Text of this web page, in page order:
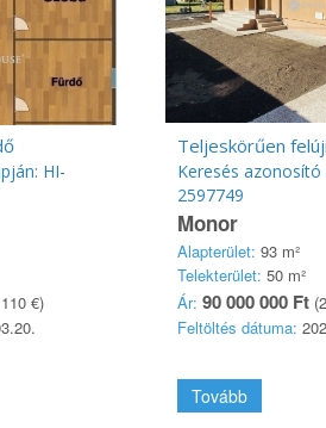
HI-
€)
Teljeskörűen
Keresés azonosító
2597749
Monor
Alapterület: 93 m²
Telekterület: 50 m²
Ár: 90 000 000 Ft
Feltöltés dátuma:
Tovább